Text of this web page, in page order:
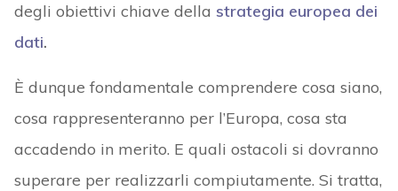
degli obiettivi chiave della strategia europea dei
dati.
È dunque fondamentale comprendere cosa siano,
cosa rappresenteranno per l’Europa, cosa sta
accadendo in merito. E quali ostacoli si dovranno
superare per realizzarli compiutamente. Si tratta,